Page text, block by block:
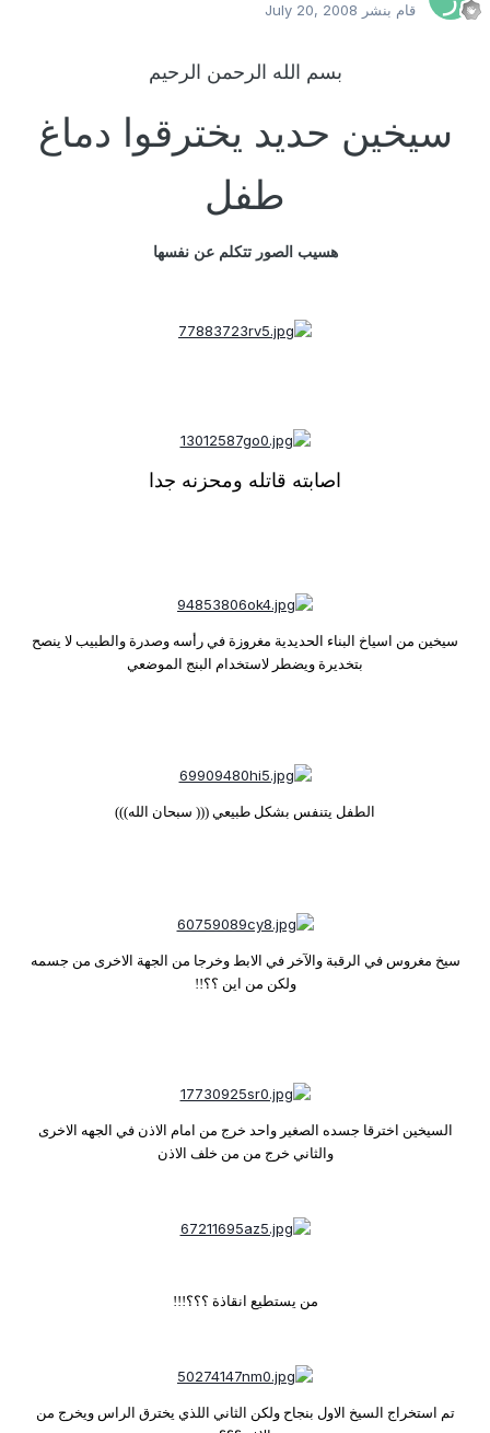
قام بنشر July 20, 2008
بسم الله الرحمن الرحيم
سيخين حديد يخترقوا دماغ
طفل
هسيب الصور تتكلم عن نفسها
اصابته قاتله ومحزنه جدا
سيخين من اسياخ البناء الحديدية مغروزة في رأسه وصدرة والطبيب لا ينصح
بتخديرة ويضطر لاستخدام البنج الموضعي
الطفل يتنفس بشكل طبيعي ((( سبحان الله)))
سيخ مغروس في الرقبة والآخر في الابط وخرجا من الجهة الاخرى من جسمه
ولكن من اين ؟؟!!
السيخين اخترقا جسده الصغير واحد خرج من امام الاذن في الجهه الاخرى
والثاني خرج من من خلف الاذن
من يستطيع انقاذة ؟؟؟!!!
تم استخراج السيخ الاول بنجاح ولكن الثاني اللذي يخترق الراس ويخرج من